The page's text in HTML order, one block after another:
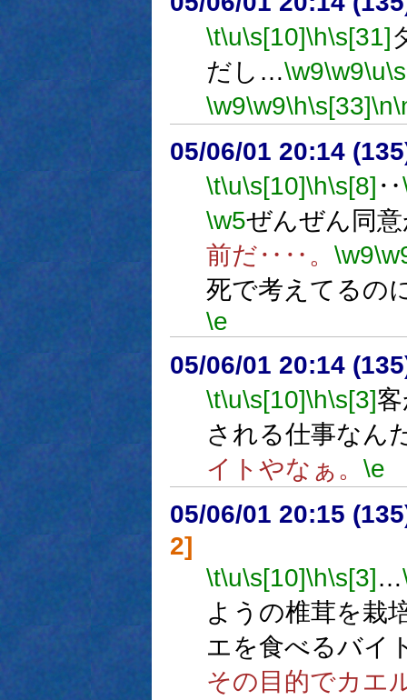
\t\u\s[10]\h\s[31]
だし…\w9\w9\u
\w9\w9\h\s[33]\n
05/06/01 20:14
\t\u\s[10]\h\s[8] ‥
\w5ぜんぜん同
前だ‥‥。 \w9
死で考えてるの
\e
05/06/01 20:14
\t\u\s[10]\h\s[3]
される仕事なん
イトやなぁ。 \e
05/06/01 20:15
2]
\t\u\s[10]\h\s[3]…
ようの椎茸を栽
エを食べるバイ
その目的でカエ